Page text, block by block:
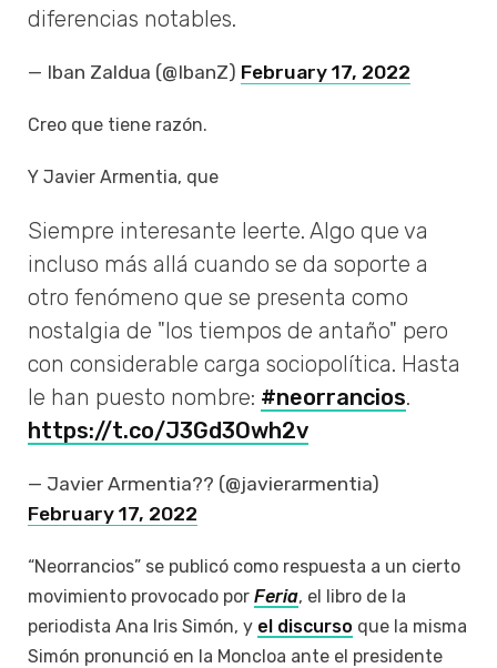
diferencias notables.
— Iban Zaldua (@IbanZ) February 17, 2022
Creo que tiene razón.
Y Javier Armentia, que
Siempre interesante leerte. Algo que va
incluso más allá cuando se da soporte a
otro fenómeno que se presenta como
nostalgia de "los tiempos de antaño" pero
con considerable carga sociopolítica. Hasta
le han puesto nombre: #neorrancios.
https://t.co/J3Gd3Owh2v
— Javier Armentia?️‍? (@javierarmentia)
February 17, 2022
“Neorrancios” se publicó como respuesta a un cierto
movimiento provocado por Feria, el libro de la
periodista Ana Iris Simón, y el discurso que la misma
Simón pronunció en la Moncloa ante el presidente